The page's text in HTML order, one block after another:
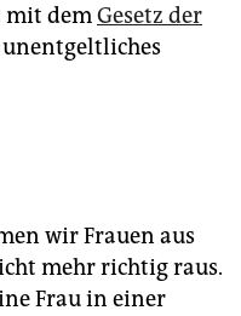
mit demGesetz der
unentgeltliches
wir Frauen aus
mehr richtig raus.
Frau in einer